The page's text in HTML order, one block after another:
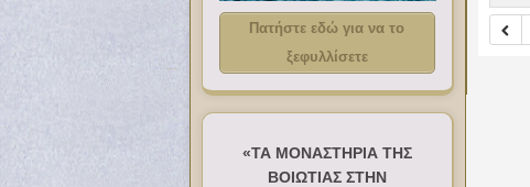
Πατήστε εδώ για να το
ξεφυλλίσετε
«ΤΑ ΜΟΝΑΣΤΗΡΙΑ ΤΗΣ
ΒΟΙΩΤΙΑΣ ΣΤΗΝ